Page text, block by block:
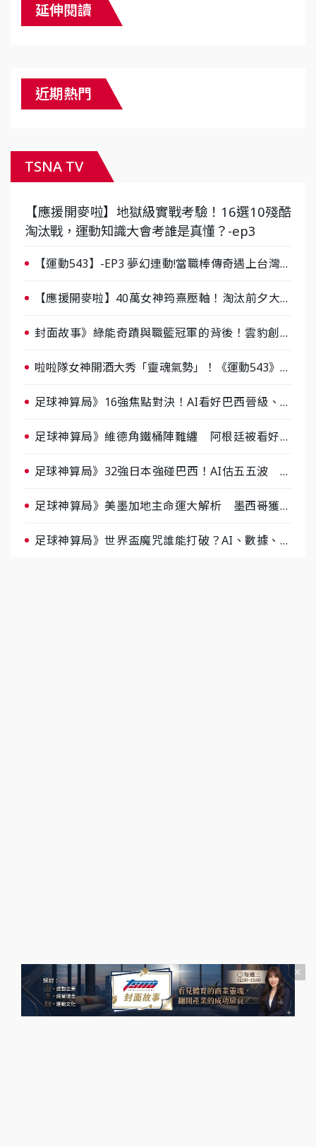
延伸閱讀
近期熱門
TSNA TV
【應援開麥啦】地獄級實戰考驗！16選10殘酷
淘汰戰，運動知識大會考誰是真懂？-ep3
【運動543】-EP3 夢幻連動!當職棒傳奇遇上台灣女
【應援開麥啦】40萬女神筠熹壓軸！淘汰前夕大混
封面故事》綠能奇蹟與職籃冠軍的背後！雲豹創辦
啦啦隊女神開酒大秀「靈魂氣勢」！《運動543》微
足球神算局》16強焦點對決！AI看好巴西晉級、數
足球神算局》維德角鐵桶陣難纏 阿根廷被看好下
足球神算局》32強日本強碰巴西！AI估五五波 牛
足球神算局》美墨加地主命運大解析 墨西哥獲數
足球神算局》世界盃魔咒誰能打破？AI、數據、塔